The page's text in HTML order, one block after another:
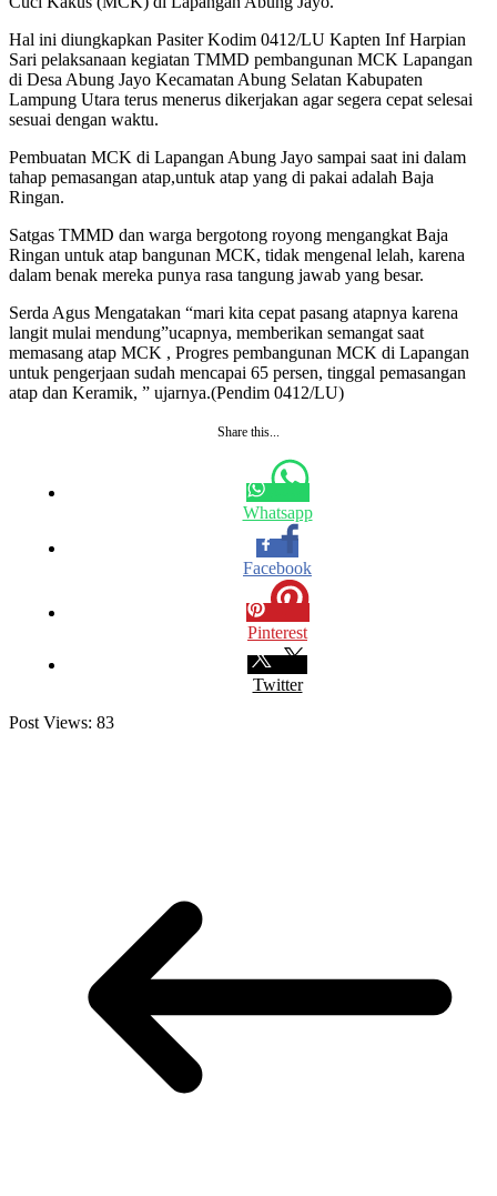
Hal ini diungkapkan Pasiter Kodim 0412/LU Kapten Inf Harpian
Sari pelaksanaan kegiatan TMMD pembangunan MCK Lapangan
di Desa Abung Jayo Kecamatan Abung Selatan Kabupaten
Lampung Utara terus menerus dikerjakan agar segera cepat selesai
sesuai dengan waktu.
Pembuatan MCK di Lapangan Abung Jayo sampai saat ini dalam
tahap pemasangan atap,untuk atap yang di pakai adalah Baja
Ringan.
Satgas TMMD dan warga bergotong royong mengangkat Baja
Ringan untuk atap bangunan MCK, tidak mengenal lelah, karena
dalam benak mereka punya rasa tangung jawab yang besar.
Serda Agus Mengatakan “mari kita cepat pasang atapnya karena
langit mulai mendung”ucapnya, memberikan semangat saat
memasang atap MCK , Progres pembangunan MCK di Lapangan
untuk pengerjaan sudah mencapai 65 persen, tinggal pemasangan
atap dan Keramik, ” ujarnya.(Pendim 0412/LU)
Share this...
Whatsapp
Facebook
Pinterest
Twitter
Post Views: 83